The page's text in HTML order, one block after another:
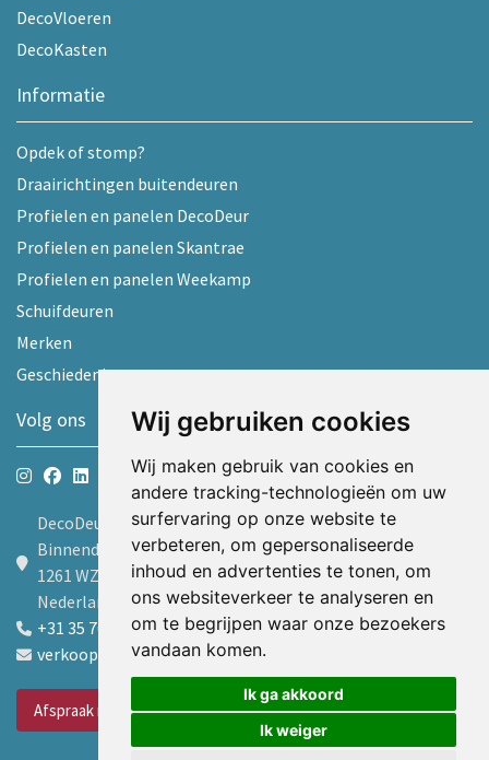
Wij gebruiken cookies
Wij maken gebruik van cookies en
andere tracking-technologieën om uw
surfervaring op onze website te
verbeteren, om gepersonaliseerde
inhoud en advertenties te tonen, om
ons websiteverkeer te analyseren en
om te begrijpen waar onze bezoekers
vandaan komen.
Ik ga akkoord
Ik weiger
DecoVloeren
DecoKasten
Informatie
Opdek of stomp?
Draairichtingen buitendeuren
Profielen en panelen DecoDeur
Profielen en panelen Skantrae
Profielen en panelen Weekamp
Schuifdeuren
Merken
Geschiedenis
Volg ons
DecoDeur B.V.
Binnendelta 9d
1261 WZ Blaricum
Nederland
+31 35 7605600
verkoop@decodeur.nl
Afspraak maken